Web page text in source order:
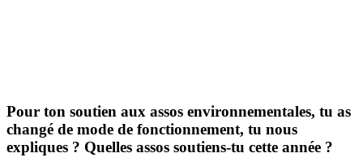
Pour ton soutien aux assos environnementales, tu as
changé de mode de fonctionnement, tu nous
expliques ? Quelles assos soutiens-tu cette année ?